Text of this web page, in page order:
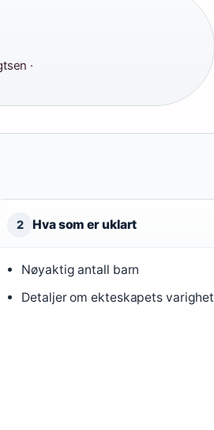
·
2 Hva som er uklart
Nøyaktig antall barn
Detaljer om ekteskapets varighet